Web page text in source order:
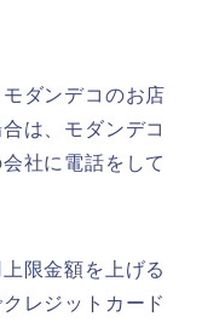
ダンデコのお店
は、モダンデコ
社に電話をして
限金額を上げる
レジットカード